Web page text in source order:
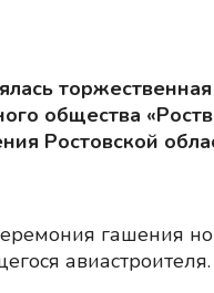
общества
Ростовской
гашения
авиастроителя.